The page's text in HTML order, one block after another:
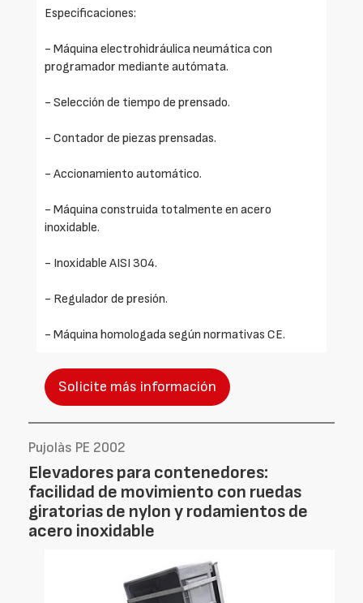
Especificaciones:
- Máquina electrohidráulica neumática con
programador mediante autómata.
- Selección de tiempo de prensado.
- Contador de piezas prensadas.
- Accionamiento automático.
- Máquina construida totalmente en acero
inoxidable.
- Inoxidable AISI 304.
- Regulador de presión.
- Máquina homologada según normativas CE.
Solicite más información
Pujolàs PE 2002
Elevadores para contenedores:
facilidad de movimiento con ruedas
giratorias de nylon y rodamientos de
acero inoxidable